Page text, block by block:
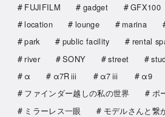
FUJIFILM
gadget GFX100
location
lounge marina
park
public facility rental
river
SONY street
α
α7Rⅲ α7ⅲ
α9
ファインダー越しの私の世界
ポ
ミラーレス一眼
モデルさんと繋